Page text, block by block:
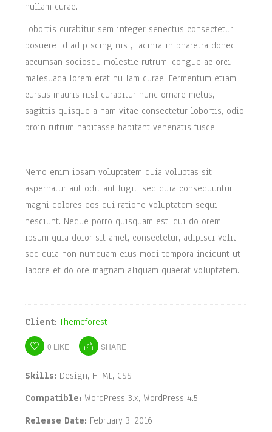
nullam curae.
Lobortis curabitur sem integer senectus consectetur
posuere id adipiscing nisi, lacinia in pharetra donec
accumsan sociosqu molestie rutrum, congue ac orci
malesuada lorem erat nullam curae. Fermentum etiam
cursus mauris nisl curabitur nunc ornare metus,
sagittis quisque a nam vitae consectetur lobortis, odio
proin rutrum habitasse habitant venenatis fusce.
Nemo enim ipsam voluptatem quia voluptas sit
aspernatur aut odit aut fugit, sed quia consequuntur
magni dolores eos qui ratione voluptatem sequi
nesciunt. Neque porro quisquam est, qui dolorem
ipsum quia dolor sit amet, consectetur, adipisci velit,
sed quia non numquam eius modi tempora incidunt ut
labore et dolore magnam aliquam quaerat voluptatem.
Client:Themeforest
0 LIKE SHARE
Skills: Design, HTML, CSS
Compatible: WordPress 3.x, WordPress 4.5
Release Date: February 3, 2016